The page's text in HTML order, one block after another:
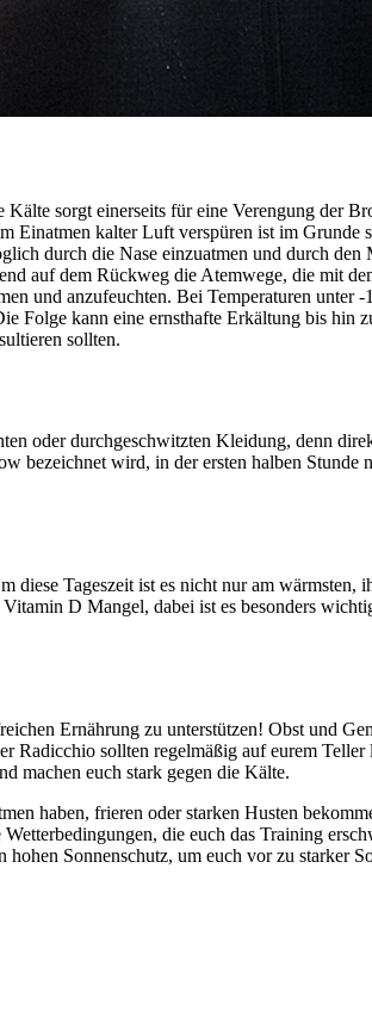
sorgt einerseits für eine Verengung der
Einatmen kalter Luft verspüren ist im
durch die Nase einzuatmen und durch
auf dem Rückweg die Atemwege, die mit
und anzufeuchten. Bei Temperaturen unter
kann eine ernsthafte Erkältung bis hin
sollten.
oder durchgeschwitzten Kleidung, denn
bezeichnet wird, in der ersten halben
Tageszeit ist es nicht nur am
D Mangel, dabei ist es besonders
Ernährung zu unterstützen! Obst und
sollten regelmäßig auf eurem
machen euch stark gegen die Kälte.
haben, frieren oder starken Husten
die euch das Training
Sonnenschutz, um euch vor zu starker